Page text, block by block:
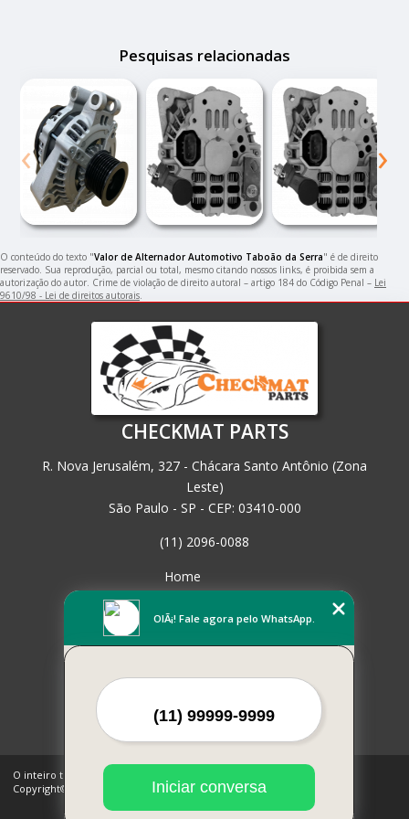
Pesquisas relacionadas
‹ ›
O conteúdo do texto "Valor de Alternador Automotivo Taboão da Serra" é de direito
reservado. Sua reprodução, parcial ou total, mesmo citando nossos links, é proibida sem a
autorização do autor. Crime de violação de direito autoral – artigo 184 do Código Penal – Lei
9610/98 - Lei de direitos autorais
CHECKMAT PARTS
R. Nova Jerusalém, 327 - Chácara Santo Antônio (Zona
Leste)
São Paulo - SP - CEP: 03410-000
(11) 2096-0088
Home
Missão
Mapa do site
O inteiro teor deste site está sujeito à proteção de direitos autorais.
Copyright© CHECKMAT PARTS (Lei 9610 de 19/02/1998)
OlÃ¡! Fale agora pelo WhatsApp.
Iniciar conversa